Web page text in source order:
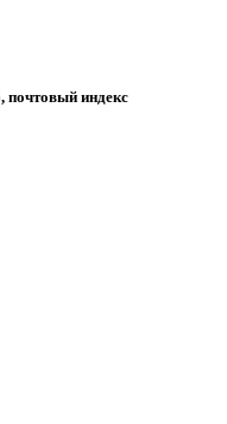
почтовый индекс